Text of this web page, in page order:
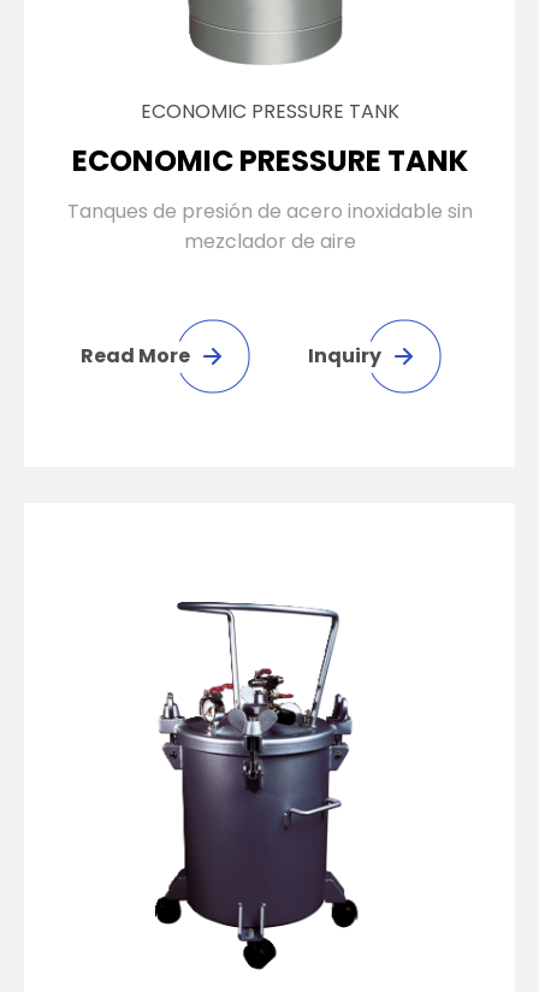
ECONOMIC PRESSURE TANK
ECONOMIC PRESSURE TANK
Tanques de presión de acero inoxidable sin
mezclador de aire
Read More Inquiry